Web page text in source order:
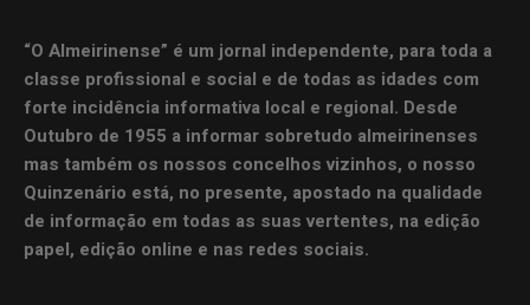
“O Almeirinense” é um jornal independente, para toda a
classe profissional e social e de todas as idades com
forte incidência informativa local e regional. Desde
Outubro de 1955 a informar sobretudo almeirinenses
mas também os nossos concelhos vizinhos, o nosso
Quinzenário está, no presente, apostado na qualidade
de informação em todas as suas vertentes, na edição
papel, edição online e nas redes sociais.